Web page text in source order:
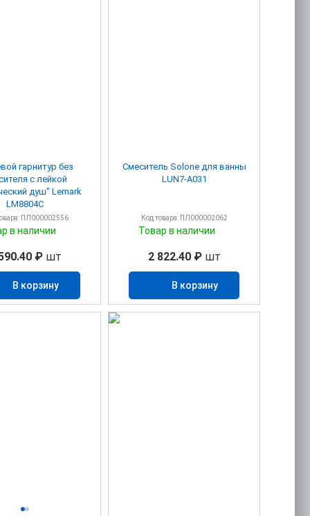
гарнитур без
с лейкой
душ" Lemark
LM8804C
ПЛ000002556
в наличии
₽шт
В корзину
Смеситель Solone для ванны
LUN7-A031
Код товара: ПЛ000002062
Товар в наличии
2 822.40 ₽шт
В корзину